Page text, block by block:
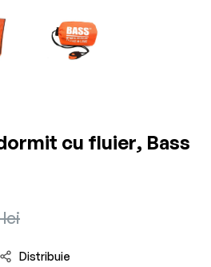
cu fluier, Bass
Distribuie